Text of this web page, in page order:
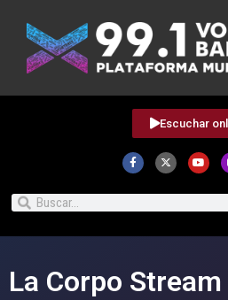
Escuchar
La Corpo